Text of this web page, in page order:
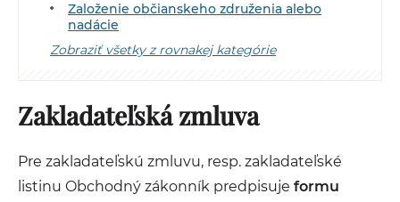
Založenie občianskeho združenia alebo
nadácie
Zobraziť všetky z rovnakej kategórie
Zakladateľská zmluva
Pre zakladateľskú zmluvu, resp. zakladateľské
listinu Obchodný zákonník predpisuje formu